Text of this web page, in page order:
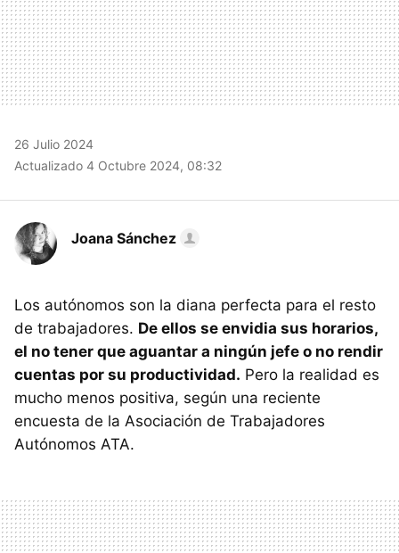
26 Julio 2024
Actualizado 4 Octubre 2024, 08:32
Joana Sánchez
Los autónomos son la diana perfecta para el resto
de trabajadores. De ellos se envidia sus horarios,
el no tener que aguantar a ningún jefe o no rendir
cuentas por su productividad. Pero la realidad es
mucho menos positiva, según una reciente
encuesta de la Asociación de Trabajadores
Autónomos ATA.